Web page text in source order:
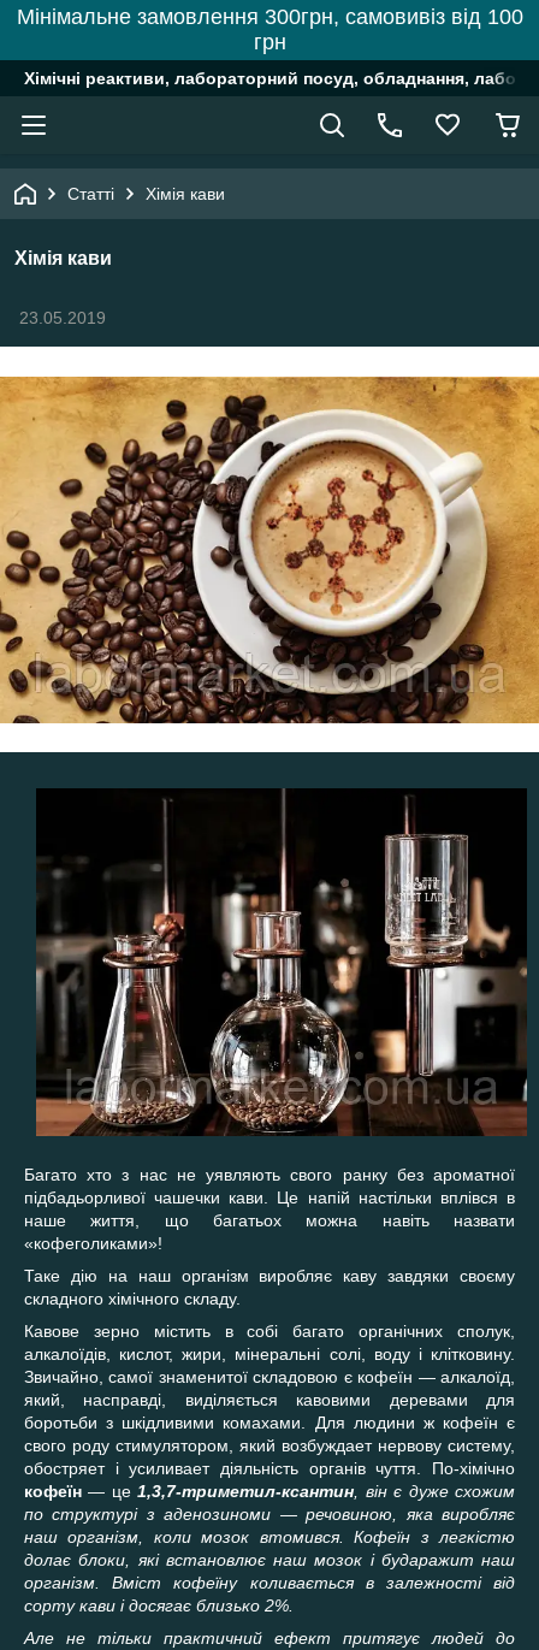
Мінімальне замовлення 300грн, самовивіз від 100
грн
Хімічні реактиви, лабораторний посуд, обладнання,
Статті Хімія кави
Хімія кави
23.05.2019
Багато хто з нас не уявляють свого ранку без ароматної
підбадьорливої чашечки кави. Це напій настільки вплівся в
наше життя, що багатьох можна навіть назвати
«кофеголиками»!
Таке дію на наш організм виробляє каву завдяки своєму
складного хімічного складу.
Кавове зерно містить в собі багато органічних сполук,
алкалоїдів, кислот,жири, мінеральні солі, воду і клітковину.
Звичайно, самої знаменитої складовою є кофеїн — алкалоїд,
який, насправді, виділяється кавовими деревами для
боротьби з шкідливими комахами. Для людини ж кофеїн є
свого роду стимулятором, який возбуждаетнервову систему,
обостряеті усиливаетдіяльність органів чуття. По-хімічно
кофеїн — це1,3,7-триметил-ксантин, він є дуже схожим
по структурі з аденозиноми — речовиною, яка виробляє
наш організм, коли мозок втомився.Кофеїн з легкістю
долає блоки, які встановлює наш мозок і бударажит наш
організм. Вміст кофеїну коливається в залежності від
сорту кави і досягає близько 2%.
Але не тільки практичний ефект притягує людей до